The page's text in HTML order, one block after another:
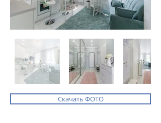
Скачать ФОТО